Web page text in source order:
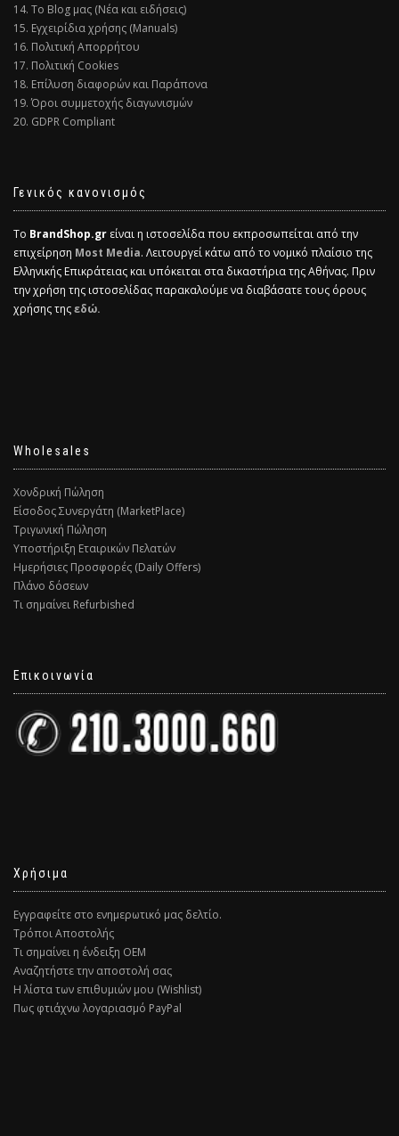
14. Το Blog μας (Νέα και ειδήσεις)
15. Εγχειρίδια χρήσης (Manuals)
16. Πολιτική Απορρήτου
17. Πολιτική Cookies
18. Επίλυση διαφορών και Παράπονα
19. Όροι συμμετοχής διαγωνισμών
20. GDPR Compliant
Γενικός κανονισμός
Το BrandShop.gr είναι η ιστοσελίδα που εκπροσωπείται από την
επιχείρηση Most Media. Λειτουργεί κάτω από το νομικό πλαίσιο της
Ελληνικής Επικράτειας και υπόκειται στα δικαστήρια της Αθήνας. Πριν
την χρήση της ιστοσελίδας παρακαλούμε να διαβάσατε τους όρους
χρήσης τηςεδώ.
Wholesales
Χονδρική Πώληση
Είσοδος Συνεργάτη (MarketPlace)
Τριγωνική Πώληση
Υποστήριξη Εταιρικών Πελατών
Ημερήσιες Προσφορές (Daily Offers)
Πλάνο δόσεων
Τι σημαίνει Refurbished
Επικοινωνία
Χρήσιμα
Εγγραφείτε στο ενημερωτικό μας δελτίο.
Τρόποι Αποστολής
Τι σημαίνει η ένδειξη ΟΕΜ
Αναζητήστε την αποστολή σας
Η λίστα των επιθυμιών μου (Wishlist)
Πως φτιάχνω λογαριασμό PayPal